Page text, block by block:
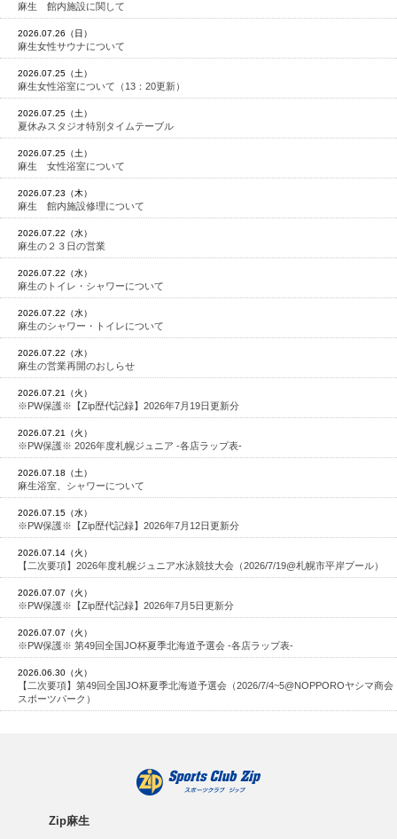
麻生 館内施設に関して
2026.07.26（日）
麻生女性サウナについて
2026.07.25（土）
麻生女性浴室について（13：20更新）
2026.07.25（土）
夏休みスタジオ特別タイムテーブル
2026.07.25（土）
麻生 女性浴室について
2026.07.23（木）
麻生 館内施設修理について
2026.07.22（水）
麻生の２３日の営業
2026.07.22（水）
麻生のトイレ・シャワーについて
2026.07.22（水）
麻生のシャワー・トイレについて
2026.07.22（水）
麻生の営業再開のおしらせ
2026.07.21（火）
※PW保護※【Zip歴代記録】2026年7月19日更新分
2026.07.21（火）
※PW保護※ 2026年度札幌ジュニア -各店ラップ表-
2026.07.18（土）
麻生浴室、シャワーについて
2026.07.15（水）
※PW保護※【Zip歴代記録】2026年7月12日更新分
2026.07.14（火）
【二次要項】2026年度札幌ジュニア水泳競技大会（2026/7/19@札幌市平岸プール）
2026.07.07（火）
※PW保護※【Zip歴代記録】2026年7月5日更新分
2026.07.07（火）
※PW保護※ 第49回全国JO杯夏季北海道予選会 -各店ラップ表-
2026.06.30（火）
【二次要項】第49回全国JO杯夏季北海道予選会（2026/7/4~5@NOPPOROヤシマ商会
スポーツパーク）
Zip麻生